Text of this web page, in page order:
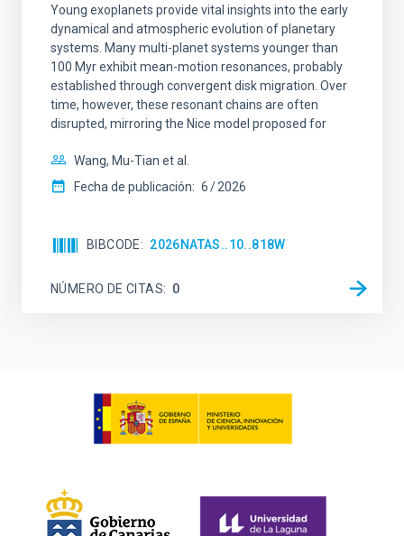
Young exoplanets provide vital insights into the early
dynamical and atmospheric evolution of planetary
systems. Many multi-planet systems younger than
100 Myr exhibit mean-motion resonances, probably
established through convergent disk migration. Over
time, however, these resonant chains are often
disrupted, mirroring the Nice model proposed for
Wang, Mu-Tian et al.
Fecha de publicación: 6 2026
BIBCODE 2026NATAS..10..818W
NÚMERO DE CITAS 0